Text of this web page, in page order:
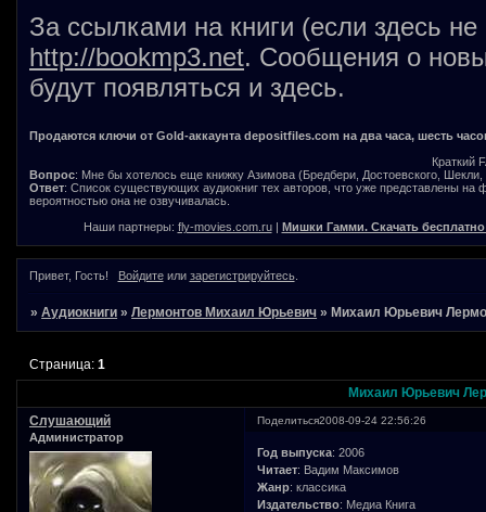
За ссылками на книги (если здесь
http://bookmp3.net. Сообщения о
будут появляться и здесь.
Продаются ключи от Gold-аккаунта depositfiles.com на два часа, шесть
Краткий
Вопрос: Мне бы хотелось еще книжку Азимова (Бредбери, Достоевского, Шекли,
Ответ: Список существующих аудиокниг тех авторов, что уже представлены на
вероятностью она не озвучивалась.
Наши партнеры: fly-movies.com.ru| Мишки Гамми. Скачать
Привет, Гость! Войдитеили зарегистрируйтесь.
»Аудиокниги »Лермонтов Михаил Юрьевич » Михаил Юрьевич
Михаил Юрьевич
Страница:1
Поделиться2008-09-24 22:56:26
Слушающий
Администратор
Год выпуска: 2006
Читает: Вадим Максимов
Жанр: классика
Издательство: Медиа Книга